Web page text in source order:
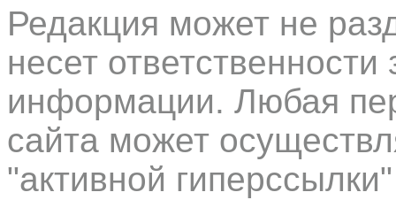
Редакция может не
несет
информации. Любая
сайта может
"активной